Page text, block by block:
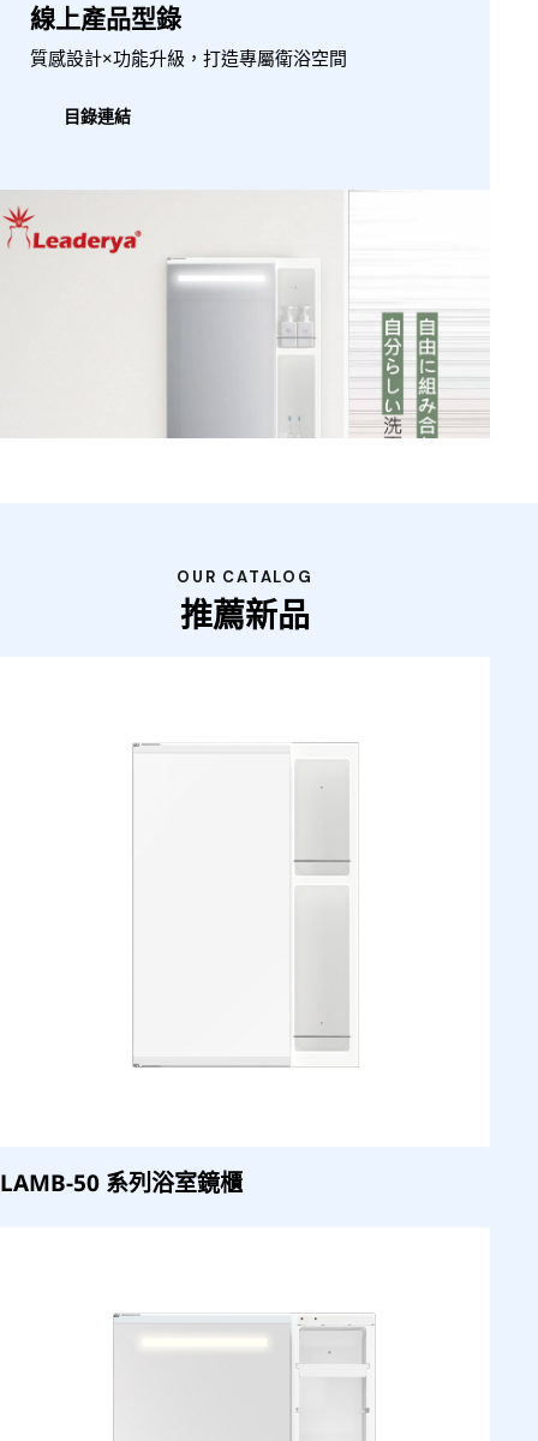
線上產品型錄
質感設計×功能升級，打造專屬衛浴空間
目錄連結
OUR CATALOG
推薦新品
LAMB-50 系列浴室鏡櫃